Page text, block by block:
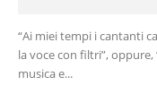
“Ai miei tempi i cantanti
la voce con filtri”,
musica e...